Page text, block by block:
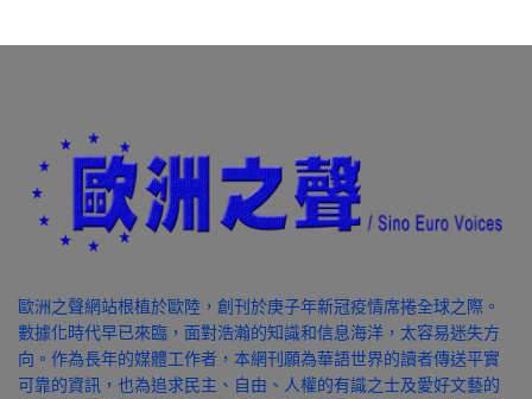
歐洲之聲網站根植於歐陸，創刊於庚子年新冠疫情席捲全球之際。
數據化時代早已來臨，面對浩瀚的知識和信息海洋，太容易迷失方
向。作為長年的媒體工作者，本網刊願為華語世界的讀者傳送平實
可靠的資訊，也為追求民主、自由、人權的有識之士及愛好文藝的